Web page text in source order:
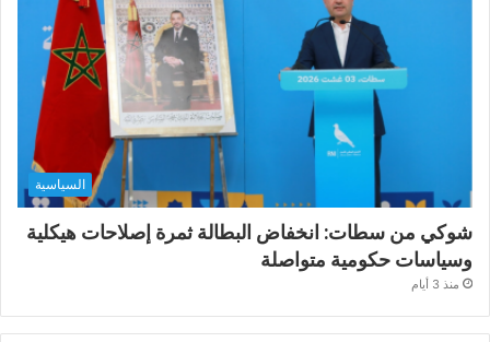
السياسية
شوكي من سطات: انخفاض البطالة ثمرة إصلاحات هيكلية
وسياسات حكومية متواصلة
منذ 3 أيام